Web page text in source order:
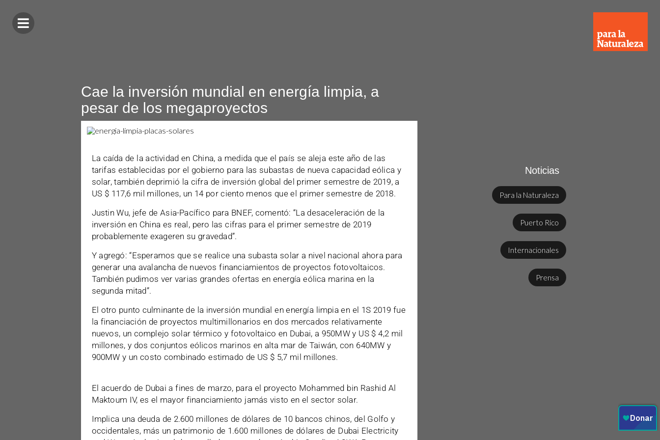
Cae la inversión mundial en energía limpia, a
pesar de los megaproyectos
La caída de la actividad en China, a medida que el país se aleja este año de las
tarifas establecidas por el gobierno para las subastas de nueva capacidad eólica y
solar, también deprimió la cifra de inversión global del primer semestre de 2019, a
US $ 117,6 mil millones, un 14 por ciento menos que el primer semestre de 2018.
Justin Wu, jefe de Asia-Pacífico para BNEF, comentó: “La desaceleración de la
inversión en China es real, pero las cifras para el primer semestre de 2019
probablemente exageren su gravedad”.
Y agregó: “Esperamos que se realice una subasta solar a nivel nacional ahora para
generar una avalancha de nuevos financiamientos de proyectos fotovoltaicos.
También pudimos ver varias grandes ofertas en energía eólica marina en la
segunda mitad”.
El otro punto culminante de la inversión mundial en energía limpia en el 1S 2019 fue
la financiación de proyectos multimillonarios en dos mercados relativamente
nuevos, un complejo solar térmico y fotovoltaico en Dubai, a 950MW y US $ 4,2 mil
millones, y dos conjuntos eólicos marinos en alta mar de Taiwán, con 640MW y
900MW y un costo combinado estimado de US $ 5,7 mil millones.
El acuerdo de Dubai a fines de marzo, para el proyecto Mohammed bin Rashid Al
Maktoum IV, es el mayor financiamiento jamás visto en el sector solar.
Implica una deuda de 2.600 millones de dólares de 10 bancos chinos, del Golfo y
occidentales, más un patrimonio de 1.600 millones de dólares de Dubai Electricity
Noticias
Para la Naturaleza
Puerto Rico
Internacionales
Prensa